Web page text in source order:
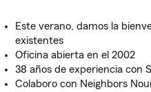
Este verano, damos la
existentes
Oficina abierta en el 2002
38 años de experiencia con
Colaboro con Neighbors